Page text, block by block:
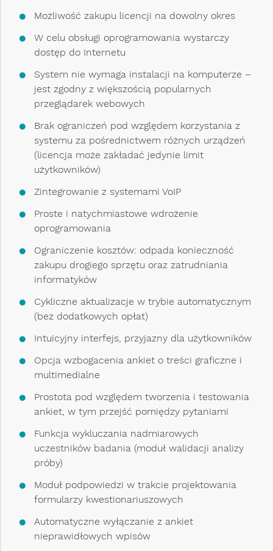
Możliwość zakupu licencji na dowolny okres
W celu obsługi oprogramowania wystarczy
dostęp do Internetu
System nie wymaga instalacji na komputerze –
jest zgodny z większością popularnych
przeglądarek webowych
Brak ograniczeń pod względem korzystania z
systemu za pośrednictwem różnych urządzeń
(licencja może zakładać jedynie limit
użytkowników)
Zintegrowanie z systemami VoIP
Proste i natychmiastowe wdrożenie
oprogramowania
Ograniczenie kosztów: odpada konieczność
zakupu drogiego sprzętu oraz zatrudniania
informatyków
Cykliczne aktualizacje w trybie automatycznym
(bez dodatkowych opłat)
Intuicyjny interfejs, przyjazny dla użytkowników
Opcja wzbogacenia ankiet o treści graficzne i
multimedialne
Prostota pod względem tworzenia i testowania
ankiet, w tym przejść pomiędzy pytaniami
Funkcja wykluczania nadmiarowych
uczestników badania (moduł walidacji analizy
próby)
Moduł podpowiedzi w trakcie projektowania
formularzy kwestionariuszowych
Automatyczne wyłączanie z ankiet
nieprawidłowych wpisów